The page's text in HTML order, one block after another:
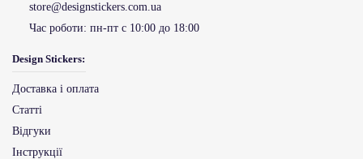
store@designstickers.com.ua
Час роботи: пн-пт с 10:00 до 18:00
Design Stickers:
Доставка і оплата
Статті
Відгуки
Інструкції